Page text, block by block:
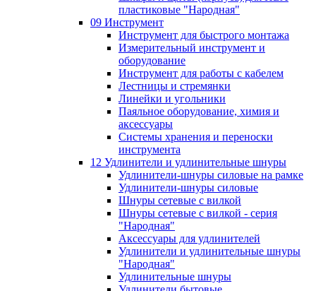
пластиковые "Народная"
09 Инструмент
Инструмент для быстрого монтажа
Измерительный инструмент и
оборудование
Инструмент для работы с кабелем
Лестницы и стремянки
Линейки и угольники
Паяльное оборудование, химия и
аксессуары
Системы хранения и переноски
инструмента
12 Удлинители и удлинительные шнуры
Удлинители-шнуры силовые на рамке
Удлинители-шнуры силовые
Шнуры сетевые с вилкой
Шнуры сетевые с вилкой - серия
"Народная"
Аксессуары для удлинителей
Удлинители и удлинительные шнуры
"Народная"
Удлинительные шнуры